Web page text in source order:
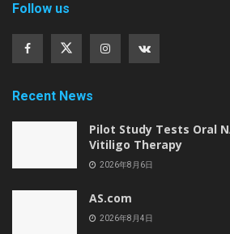
Follow us
Recent News
Pilot Study Tests Oral
Vitiligo Therapy
2026年8月6日
AS.com
2026年8月4日